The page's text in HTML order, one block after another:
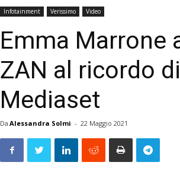
Infotainment Verissimo Video
Emma Marrone
ZAN al ricordo
Mediaset
Da Alessandra Solmi - 22 Maggio 2021